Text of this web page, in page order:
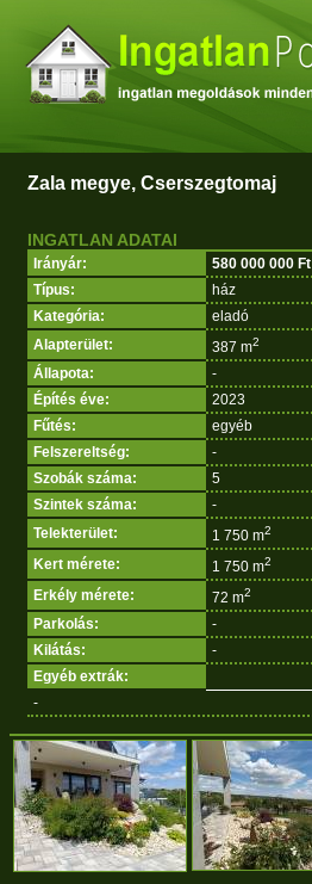
Zala megye, Cserszegtomaj
INGATLAN ADATAI
Irányár:
580 000 000 Ft
Típus:
ház
Kategória:
eladó
Alapterület:
387 m2
Állapota:
-
Építés éve:
2023
Fűtés:
egyéb
Felszereltség:
-
Szobák száma:
5
Szintek száma:
-
Telekterület:
1 750 m2
Kert mérete: 1 750 m2
Erkély mérete: 72 m2
Parkolás:
-
Kilátás:
-
Egyéb extrák:
-